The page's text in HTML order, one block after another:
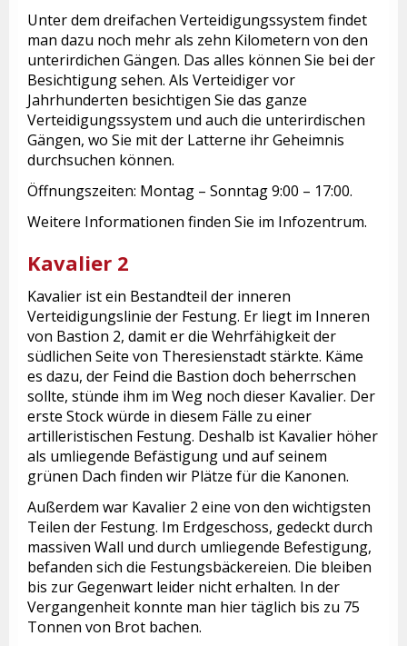
Unter dem dreifachen Verteidigungssystem findet
man dazu noch mehr als zehn Kilometern von den
unterirdichen Gängen. Das alles können Sie bei der
Besichtigung sehen. Als Verteidiger vor
Jahrhunderten besichtigen Sie das ganze
Verteidigungssystem und auch die unterirdischen
Gängen, wo Sie mit der Latterne ihr Geheimnis
durchsuchen können.
Öffnungszeiten: Montag – Sonntag 9:00 – 17:00.
Weitere Informationen finden Sie im Infozentrum.
Kavalier 2
Kavalier ist ein Bestandteil der inneren
Verteidigungslinie der Festung. Er liegt im Inneren
von Bastion 2, damit er die Wehrfähigkeit der
südlichen Seite von Theresienstadt stärkte. Käme
es dazu, der Feind die Bastion doch beherrschen
sollte, stünde ihm im Weg noch dieser Kavalier. Der
erste Stock würde in diesem Fälle zu einer
artilleristischen Festung. Deshalb ist Kavalier höher
als umliegende Befästigung und auf seinem
grünen Dach finden wir Plätze für die Kanonen.
Außerdem war Kavalier 2 eine von den wichtigsten
Teilen der Festung. Im Erdgeschoss, gedeckt durch
massiven Wall und durch umliegende Befestigung,
befanden sich die Festungsbäckereien. Die bleiben
bis zur Gegenwart leider nicht erhalten. In der
Vergangenheit konnte man hier täglich bis zu 75
Tonnen von Brot bachen.